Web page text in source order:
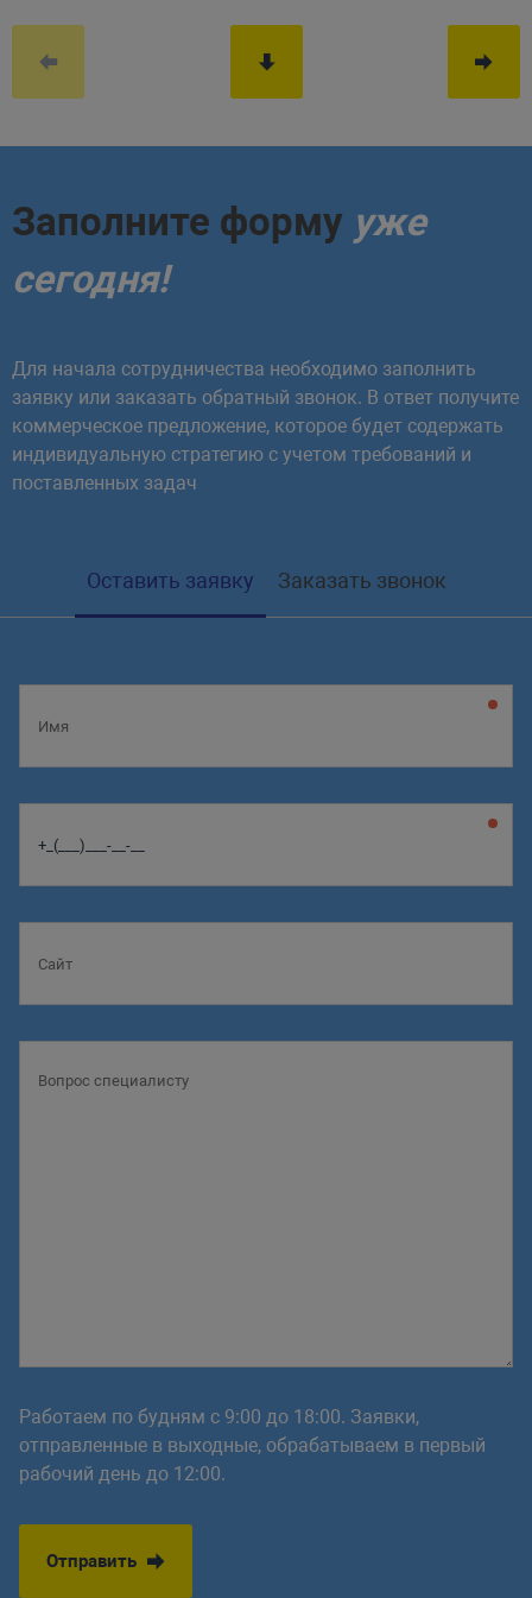
Заполните форму уже
сегодня!
Для начала сотрудничества необходимо заполнить
заявку или заказать обратный звонок. В ответ получите
коммерческое предложение, которое будет содержать
индивидуальную стратегию с учетом требований и
поставленных задач
Оставить заявку Заказать звонок
Работаем по будням с 9:00 до 18:00. Заявки,
отправленные в выходные, обрабатываем в первый
рабочий день до 12:00.
Отправить